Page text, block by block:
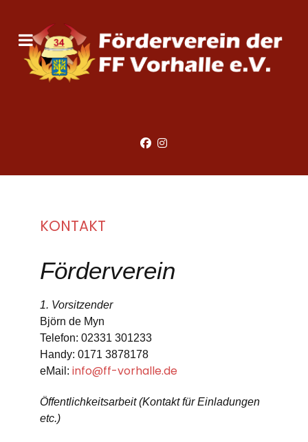
KONTAKT
Förderverein
1. Vorsitzender
Björn de Myn
Telefon: 02331 301233
Handy: 0171 3878178
eMail: info@ff-vorhalle.de
Öffentlichkeitsarbeit (Kontakt für Einladungen
etc.)